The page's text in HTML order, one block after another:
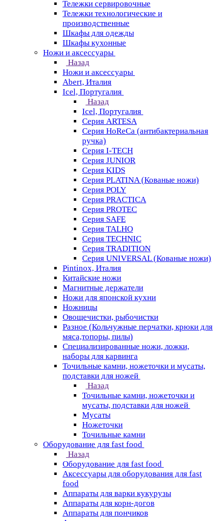
Тележки сервировочные
Тележки технологические и
производственные
Шкафы для одежды
Шкафы кухонные
Ножи и аксессуары
Назад
Ножи и аксессуары
Abert, Италия
Icel, Португалия
Назад
Icel, Португалия
Серия ARTESA
Серия HoReCa (антибактериальная
ручка)
Серия I-TECH
Серия JUNIOR
Серия KIDS
Серия PLATINA (Кованые ножи)
Серия POLY
Серия PRACTICA
Серия PROTEC
Серия SAFE
Серия TALHO
Серия TECHNIC
Серия TRADITION
Серия UNIVERSAL (Кованые ножи)
Pintinox, Италия
Китайские ножи
Магнитные держатели
Ножи для японской кухни
Ножницы
Овощечистки, рыбочистки
Разное (Кольчужные перчатки, крюки для
мяса,топоры, пилы)
Специализированные ножи, ложки,
наборы для карвинга
Точильные камни, ножеточки и мусаты,
подставки для ножей
Назад
Точильные камни, ножеточки и
мусаты, подставки для ножей
Мусаты
Ножеточки
Точильные камни
Оборудование для fast food
Назад
Оборудование для fast food
Аксессуары для оборудования для fast
food
Аппараты для варки кукурузы
Аппараты для корн-догов
Аппараты для пончиков